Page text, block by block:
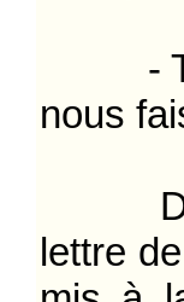
- Tout
nous
Deux
lettre